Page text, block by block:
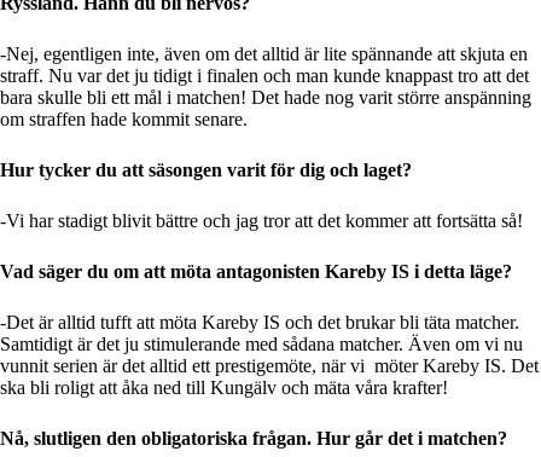
-Nej, egentligen inte, även om det alltid är lite spännande att skjuta en
straff. Nu var det ju tidigt i finalen och man kunde knappast tro att det
bara skulle bli ett mål i matchen! Det hade nog varit större anspänning
om straffen hade kommit senare.
Hur tycker du att säsongen varit för dig och laget?
-Vi har stadigt blivit bättre och jag tror att det kommer att fortsätta så!
Vad säger du om att möta antagonisten Kareby IS i detta läge?
-Det är alltid tufft att möta Kareby IS och det brukar bli täta matcher.
Samtidigt är det ju stimulerande med sådana matcher. Även om vi nu
vunnit serien är det alltid ett prestigemöte, när vi möter Kareby IS. Det
ska bli roligt att åka ned till Kungälv och mäta våra krafter!
Nå, slutligen den obligatoriska frågan. Hur går det i matchen?